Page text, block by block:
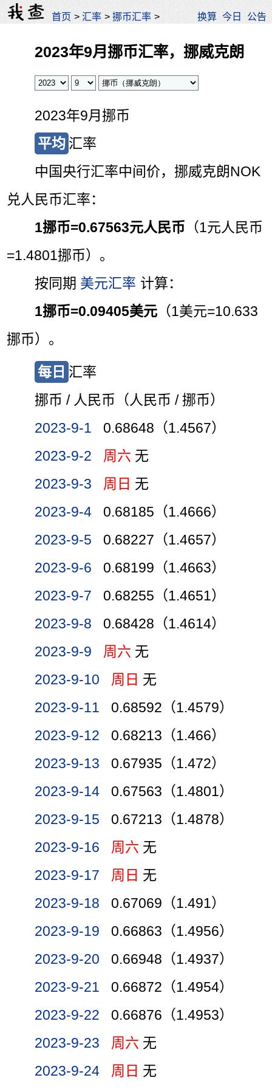
首页 >汇率 >挪币汇率 > 换算 今日 公告
2023年9月挪币汇率，挪威克朗
2023年9月挪币
平均 汇率
中国央行汇率中间价，挪威克朗NOK
兑人民币汇率：
1挪币=0.67563元人民币 （1元人民币
=1.4801挪币）。
按同期 美元汇率 计算：
1挪币=0.09405美元 （1美元=10.633
挪币）。
每日 汇率
挪币 / 人民币（人民币 / 挪币）
2023-9-1
0.68648（1.4567）
2023-9-2
周六 无
2023-9-3
周日 无
2023-9-4
0.68185（1.4666）
2023-9-5
0.68227（1.4657）
2023-9-6
0.68199（1.4663）
2023-9-7
0.68255（1.4651）
2023-9-8
0.68428（1.4614）
2023-9-9
周六 无
2023-9-10
周日 无
2023-9-11
0.68592（1.4579）
2023-9-12
0.68213（1.466）
2023-9-13
0.67935（1.472）
2023-9-14
0.67563（1.4801）
2023-9-15
0.67213（1.4878）
2023-9-16
周六 无
2023-9-17
周日 无
2023-9-18
0.67069（1.491）
2023-9-19
0.66863（1.4956）
2023-9-20
0.66948（1.4937）
2023-9-21
0.66872（1.4954）
2023-9-22
0.66876（1.4953）
2023-9-23
周六 无
2023-9-24
周日 无